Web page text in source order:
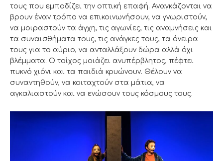
τους που εμποδίζει την οπτική επαφή. Αναγκάζονται να
βρουν έναν τρόπο να επικοινωνήσουν, να γνωριστούν,
να μοιραστούν τα άγχη, τις αγωνίες, τις αναμνήσεις και
τα συναισθήματα τους, τις ανάγκες τους, τα όνειρα
τους για το αύριο, να ανταλλάξουν δώρα αλλά όχι
βλέμματα. Ο τοίχος μοιάζει ανυπέρβλητος, πέφτει
πυκνό χιόνι και τα παιδιά κρυώνουν. Θέλουν να
συναντηθούν, να κοιταχτούν στα μάτια, να
αγκαλιαστούν και να ενώσουν τους κόσμους τους.